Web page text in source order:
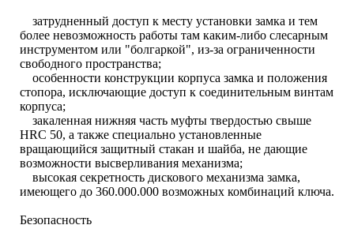
затрудненный доступ к месту установки замка и тем
более невозможность работы там каким-либо слесарным
инструментом или "болгаркой", из-за ограниченности
свободного пространства;
особенности конструкции корпуса замка и положения
стопора, исключающие доступ к соединительным винтам
корпуса;
закаленная нижняя часть муфты твердостью свыше
HRC 50, а также специально установленные
вращающийся защитный стакан и шайба, не дающие
возможности высверливания механизма;
высокая секретность дискового механизма замка,
имеющего до 360.000.000 возможных комбинаций ключа.
Безопасность